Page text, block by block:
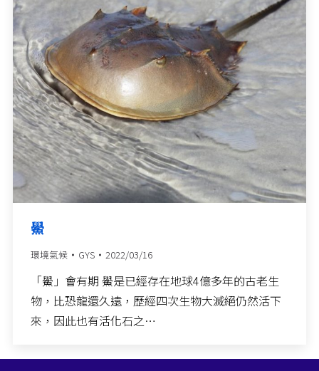
鱟
環境氣候 GYS 2022/03/16
「鱟」會有期 鱟是已經存在地球4億多年的古老生
物，比恐龍還久遠，歷經四次生物大滅絕仍然活下
來，因此也有活化石之…